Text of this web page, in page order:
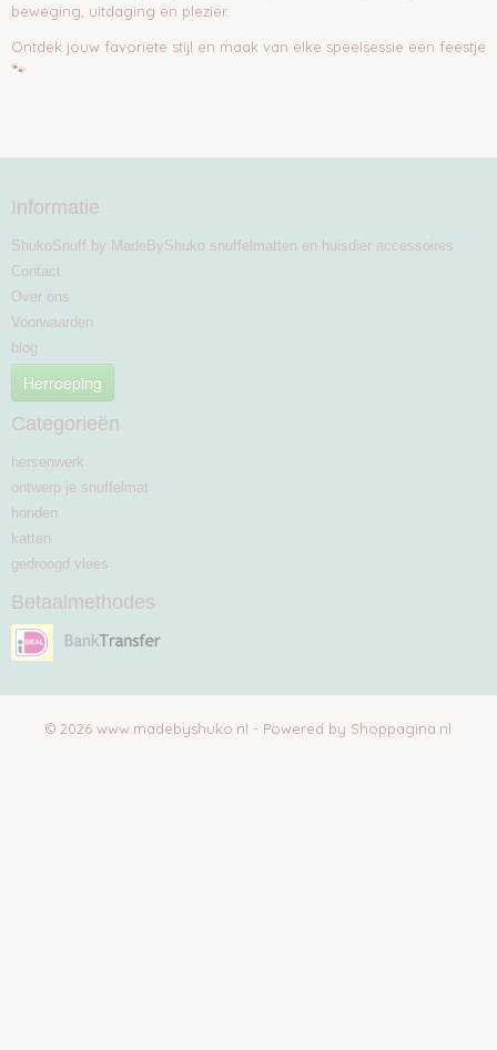
beweging, uitdaging en plezier.
Ontdek jouw favoriete stijl en maak van elke speelsessie een feestje
🐾
Informatie
ShukoSnuff by MadeByShuko snuffelmatten en huisdier accessoires
Contact
Over ons
Voorwaarden
blog
Herroeping
Categorieën
hersenwerk
ontwerp je snuffelmat
honden
katten
gedroogd vlees
Betaalmethodes
© 2026 www.madebyshuko.nl - Powered by Shoppagina.nl